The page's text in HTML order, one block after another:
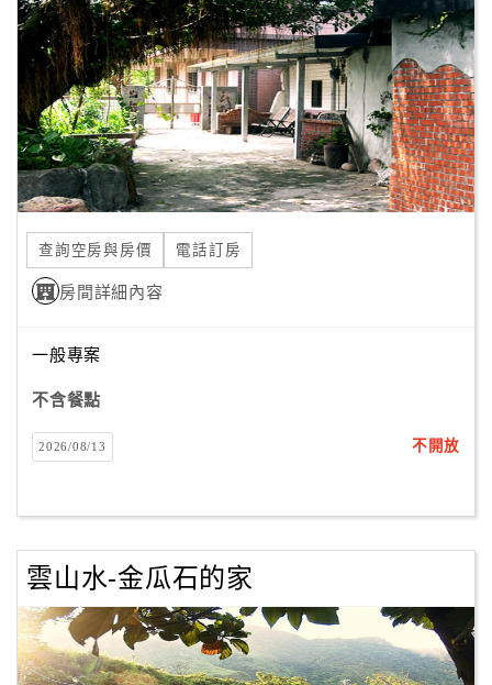
房
請
款
收
據
合
作
提
案
店
作
商
合
作
查詢空房與房價 電話訂房
房間詳細內容
一般專案
不含餐點
2026/08/13 不開放
雲山水-金瓜石的家